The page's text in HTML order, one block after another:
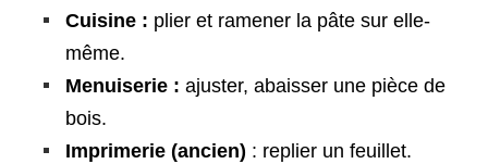
Cuisine : plier et ramener la pâte sur elle-
même.
Menuiserie : ajuster, abaisser une pièce de
bois.
Imprimerie (ancien) : replier un feuillet.